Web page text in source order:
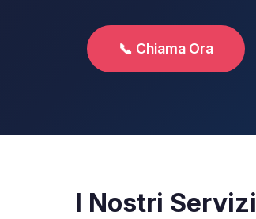
📞 Chiama Ora
I Nostri Servizi